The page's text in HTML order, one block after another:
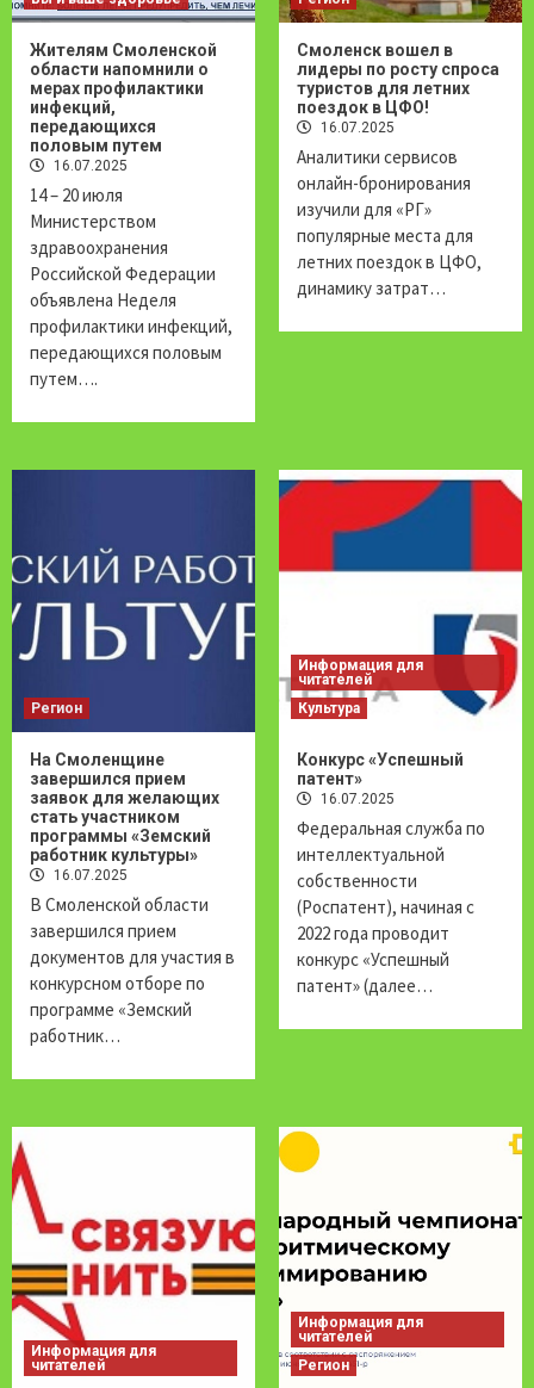
Жителям Смоленской
области напомнили о
мерах профилактики
инфекций,
передающихся
половым путем
16.07.2025
14 – 20 июля
Министерством
здравоохранения
Российской Федерации
объявлена Неделя
профилактики инфекций,
передающихся половым
путем….
Смоленск вошел в
лидеры по росту спроса
туристов для летних
поездок в ЦФО!
16.07.2025
Аналитики сервисов
онлайн-бронирования
изучили для «РГ»
популярные места для
летних поездок в ЦФО,
динамику затрат…
Регион
На Смоленщине
завершился прием
заявок для желающих
стать участником
программы «Земский
работник культуры»
16.07.2025
В Смоленской области
завершился прием
документов для участия в
конкурсном отборе по
программе «Земский
работник…
Информация для
читателей
Культура
Конкурс «Успешный
патент»
16.07.2025
Федеральная служба по
интеллектуальной
собственности
(Роспатент), начиная с
2022 года проводит
конкурс «Успешный
патент» (далее…
Информация для
читателей
Информация для
читателей
Регион